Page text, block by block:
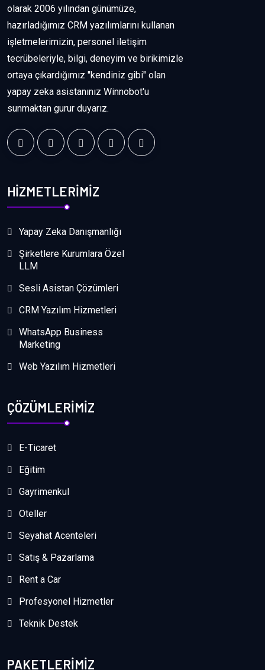
olarak 2006 yılından günümüze,
hazırladığımız CRM yazılımlarını kullanan
işletmelerimizin, personel iletişim
tecrübeleriyle, bilgi, deneyim ve birikimizle
ortaya çıkardığımız "kendiniz gibi" olan
yapay zeka asistanınız Winnobot'u
sunmaktan gurur duyarız.
HİZMETLERİMİZ
Yapay Zeka Danışmanlığı
Şirketlere Kurumlara Özel
LLM
Sesli Asistan Çözümleri
CRM Yazılım Hizmetleri
WhatsApp Business
Marketing
Web Yazılım Hizmetleri
ÇÖZÜMLERİMİZ
E-Ticaret
Eğitim
Gayrimenkul
Oteller
Seyahat Acenteleri
Satış & Pazarlama
Rent a Car
Profesyonel Hizmetler
Teknik Destek
PAKETLERIMIZ